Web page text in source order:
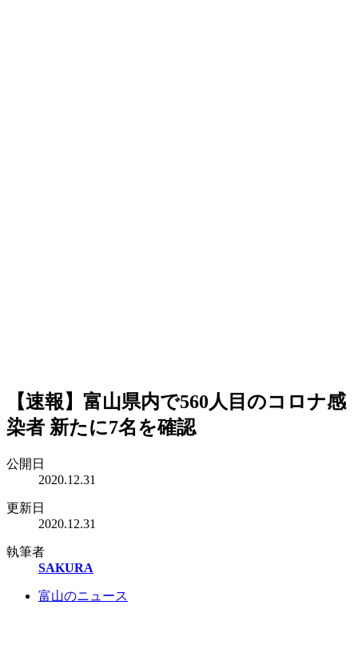
【速報】富山県内で560人目のコロナ感
染者 新たに7名を確認
公開日
2020.12.31
更新日
2020.12.31
執筆者
SAKURA
富山のニュース